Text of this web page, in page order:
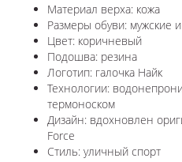
Материал верха: кожа
Размеры обуви: мужские
Цвет: коричневый
Подошва: резина
Логотип: галочка Найк
Технологии:
термоноском
Дизайн: вдохновлен
Force
Стиль: уличный спорт